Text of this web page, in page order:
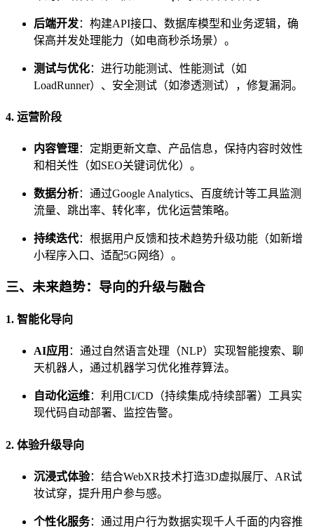
后端开发：构建API接口、数据库模型和业务逻辑，确
保高并发处理能力（如电商秒杀场景）。
测试与优化：进行功能测试、性能测试（如
LoadRunner）、安全测试（如渗透测试），修复漏洞。
4. 运营阶段
内容管理：定期更新文章、产品信息，保持内容时效性
和相关性（如SEO关键词优化）。
数据分析：通过Google Analytics、百度统计等工具监测
流量、跳出率、转化率，优化运营策略。
持续迭代：根据用户反馈和技术趋势升级功能（如新增
小程序入口、适配5G网络）。
三、未来趋势：导向的升级与融合
1. 智能化导向
AI应用 ：通过自然语言处理（NLP）实现智能搜索、聊
天机器人，通过机器学习优化推荐算法。
自动化运维：利用CI/CD（持续集成/持续部署）工具实
现代码自动部署、监控告警。
2. 体验升级导向
沉浸式体验：结合WebXR技术打造3D虚拟展厅、AR试
妆试穿，提升用户参与感。
个性化服务：通过用户行为数据实现千人千面的内容推